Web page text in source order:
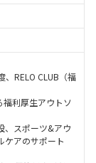
RELO CLUB（福
利厚生アウトソ
、スポーツ&アウ
ケアのサポート